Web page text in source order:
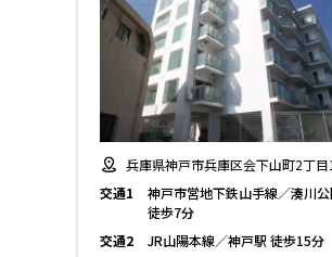
兵庫県神戸市兵庫区会下山町2丁目
交通1
神戸市営地下鉄山手線／湊川
徒歩7分
交通2
JR山陽本線／神戸駅 徒歩15分